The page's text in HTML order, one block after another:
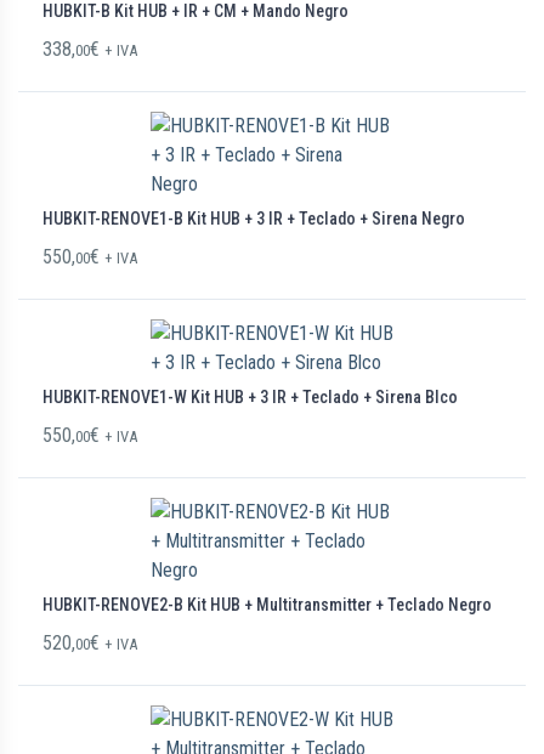
HUBKIT-B Kit HUB + IR + CM + Mando Negro
338,00€ + IVA
HUBKIT-RENOVE1-B Kit HUB + 3 IR + Teclado + Sirena Negro
550,00€ + IVA
HUBKIT-RENOVE1-W Kit HUB + 3 IR + Teclado + Sirena Blco
550,00€ + IVA
HUBKIT-RENOVE2-B Kit HUB + Multitransmitter + Teclado Negro
520,00€ + IVA